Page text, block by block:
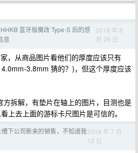
HHKB 蓝牙版魔改 Type-S 后的感
息
2018 年 8
月 26 日
，从商品图片看他们的厚度应该只有
3.8mm 猜的？)，但这个厚度应该
拆解，有垫片在轴上的图片，目测也是
上去上面的游标卡尺图片是可信的。
槽下公司新来的销售，不知道我2018 年 7 月
12 日